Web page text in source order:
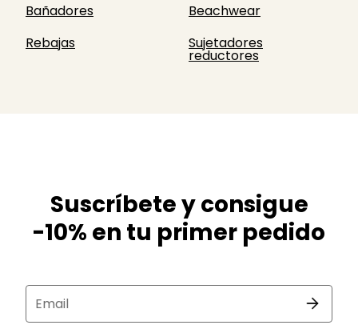
Bañadores
Beachwear
Rebajas
Sujetadores
reductores
Suscríbete y consigue
-10% en tu primer pedido
Email